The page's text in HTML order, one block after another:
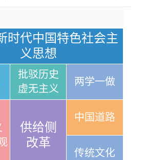
时代中国特色社会主
义思想
批驳历史
虚无主义
两学一做
供给侧
改革
中国道路
传统文化